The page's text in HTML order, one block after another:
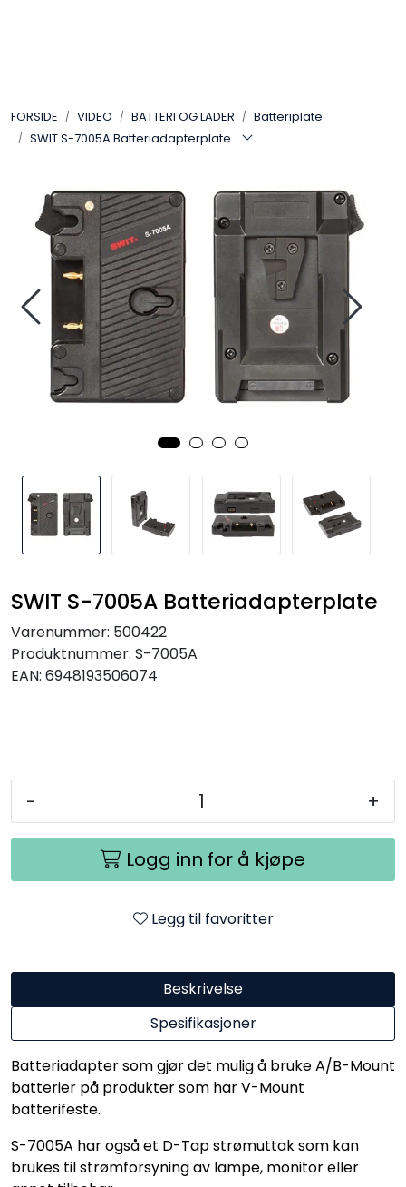
FORSIDE VIDEO BATTERI OG LADER
Batteriplate
SWIT S-7005A Batteriadapterplate
SWIT S-7005A Batteriadapterplate
Varenummer: 500422
Produktnummer: S-7005A
EAN: 6948193506074
- +
Logg inn for å kjøpe
Legg til favoritter
Beskrivelse
Spesifikasjoner
Batteriadapter som gjør det mulig å bruke A/B-Mount
batterier på produkter som har V-Mount
batterifeste.
S-7005A har også et D-Tap strømuttak som kan
brukes til strømforsyning av lampe, monitor eller
LYD
TILBEHØR
VAREMERKER
AKTUELT
BRUKT